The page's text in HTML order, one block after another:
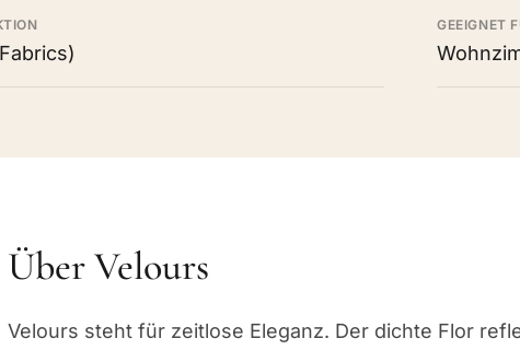
GEEIGNET
Über Velours
Velours steht für zeitlose Eleganz. Der dichte Flor